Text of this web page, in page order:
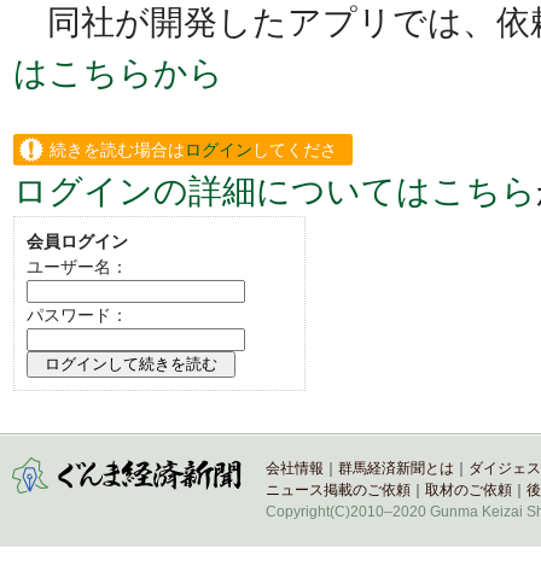
同社が開発したアプリでは、依
はこちらから
続きを読む場合はログイン してくださ
い。
ログインの詳細についてはこちら
会員ログイン
ユーザー名：
パスワード：
会社情報 群馬経済新聞とは
ダイジェ
ニュース掲載のご依頼
取材のご依頼
Copyright(C)2010–2020 Gunma Keizai